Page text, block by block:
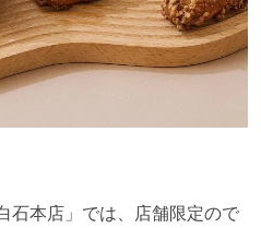
石本店」では、店舗限定ので